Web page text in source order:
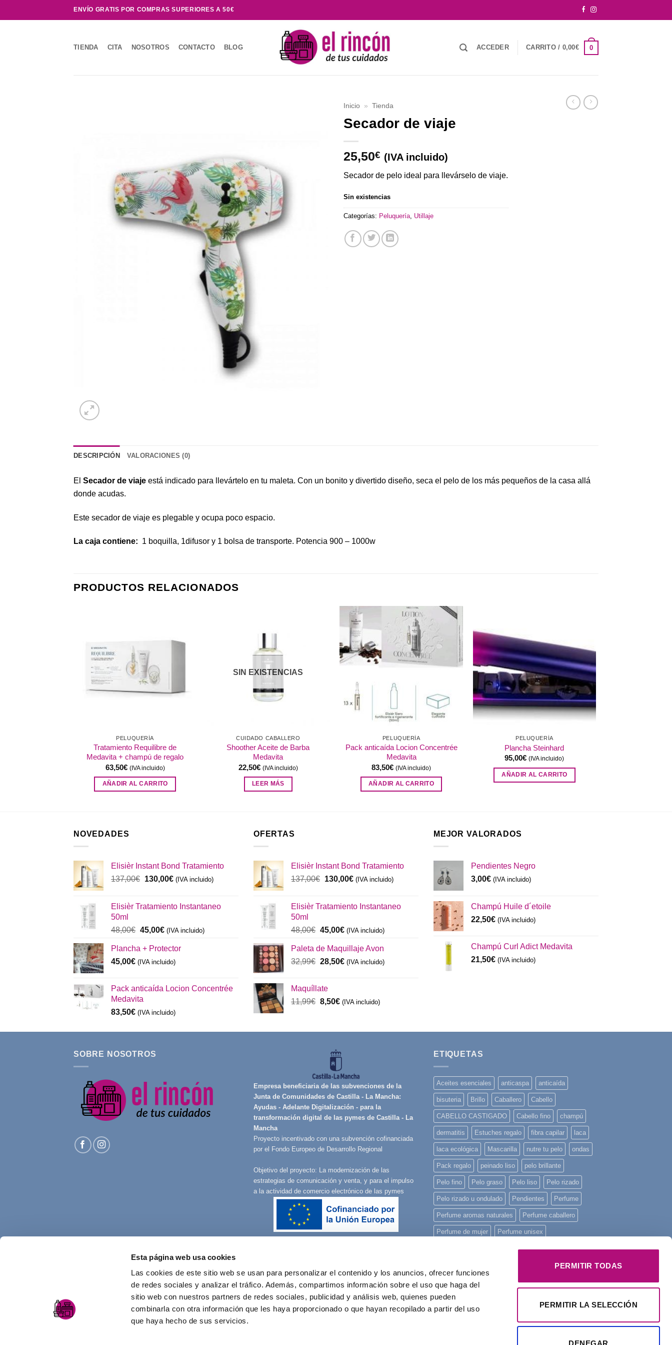
Esta página web usa cookies
Las cookies de este sitio web se usan para personalizar el contenido y los anuncios, ofrecer funciones
de redes sociales y analizar el tráfico. Además, compartimos información sobre el uso que haga del
sitio web con nuestros partners de redes sociales, publicidad y análisis web, quienes pueden
combinarla con otra información que les haya proporcionado o que hayan recopilado a partir del uso
que haya hecho de sus servicios.
PERMITIR TODAS
PERMITIR LA SELECCIÓN
DENEGAR
al
ENVÍO GRATIS POR COMPRAS SUPERIORES A 50€
TIENDA CITA NOSOTROS CONTACTO BLOG ACCEDER CARRITO / 0,00€ 0
Inicio » Tienda
Secador de viaje
25,50€ (IVA incluido)
Secador de pelo ideal para llevárselo de viaje.
Sin existencias
Categorías: Peluquería Utillaje
DESCRIPCIÓN VALORACIONES (0)
El Secador de viaje está indicado para llevártelo en tu maleta. Con un bonito y divertido diseño, seca el pelo de los más pequeños de la casa allá
donde acudas.
Este secador de viaje es plegable y ocupa poco espacio.
La caja contiene: 1 boquilla, 1difusor y 1 bolsa de transporte. Potencia 900 – 1000w
PRODUCTOS RELACIONADOS
a la
PELUQUERÍA
Tratamiento Requilibre de
Medavita + champú de regalo
63,50€ (IVA incluido)
AÑADIR AL CARRITO
SIN EXISTENCIAS
CUIDADO CABALLERO
Shoother Aceite de Barba
Medavita
22,50€ (IVA incluido)
LEER MÁS
Añadir
a la
lista de
PELUQUERÍA
Pack anticaída Locion Concentrée
Medavita
83,50€ (IVA incluido)
AÑADIR AL CARRITO
lista de
deseos
PELUQUERÍA
Plancha Steinhard
95,00€ (IVA incluido)
AÑADIR AL CARRITO
NOVEDADES
Elisièr Instant Bond Tratamiento
137,00€ El
era:
130,00€El
es:
(IVA incluido)
Elisièr Tratamiento Instantaneo
50ml
48,00€ El
original
era:
45,00€El
actual
es:
(IVA incluido)
Plancha + Protector
45,00€ (IVA incluido)
Pack anticaída Locion Concentrée
Medavita
83,50€ (IVA incluido)
OFERTAS
Elisièr Instant Bond Tratamiento
137,00€ El
era:
130,00€El
es:
(IVA incluido)
Elisièr Tratamiento Instantaneo
50ml
48,00€ El
original
era:
45,00€El
actual
es:
(IVA incluido)
Paleta de Maquillaje Avon
32,99€ El
era:
32,99€.
28,50€El
28,50€.
(IVA incluido)
Maquíllate
11,99€ El
era:
8,50€El
es:
(IVA incluido)
MEJOR VALORADOS
Pendientes Negro
3,00€ (IVA incluido)
Champú Huile d´etoile
22,50€ (IVA incluido)
Champú Curl Adict Medavita
21,50€ (IVA incluido)
SOBRE NOSOTROS
Empresa beneficiaria de las subvenciones de la
Junta de Comunidades de Castilla - La Mancha:
Ayudas - Adelante Digitalización - para la
transformación digital de las pymes de Castilla - La
Mancha
Proyecto incentivado con una subvención cofinanciada
por el Fondo Europeo de Desarrollo Regional
Objetivo del proyecto: La modernización de las
estrategias de comunicación y venta, y para el impulso
a la actividad de comercio electrónico de las pymes
ETIQUETAS
Aceites esenciales anticaspa anticaída
bisuteria Brillo Caballero Cabello
CABELLO CASTIGADO Cabello fino champú
dermatitis Estuches regalo fibra capilar laca
laca ecológica Mascarilla nutre tu pelo ondas
Pack regalo peinado liso pelo brillante
Pelo fino Pelo graso Pelo liso Pelo rizado
Pelo rizado u ondulado Pendientes Perfume
Perfume aromas naturales Perfume caballero
Perfume de mujer Perfume unisex
piel sensible piscina
Principios activos
reconstruye tu pelo regalo Regalo Navidad
regalos